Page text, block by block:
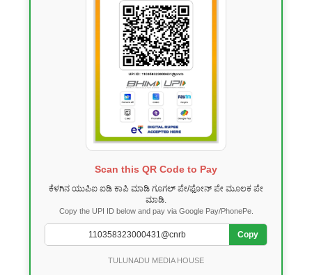
Scan this QR Code to Pay
ಕೆಳಗಿನ ಯುಪಿಐ ಐಡಿ ಕಾಪಿ ಮಾಡಿ ಗೂಗಲ್ ಪೇ/ಫೋನ್ ಪೇ ಮೂಲಕ ಪೇ
ಮಾಡಿ.
Copy the UPI ID below and pay via Google Pay/PhonePe.
Copy
TULUNADU MEDIA HOUSE